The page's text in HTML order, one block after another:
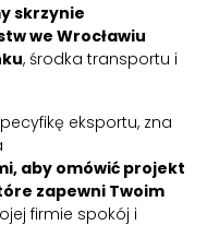
skrzynie
we Wrocławiu
, środka transportu i
eksportu, zna
aby omówić projekt
zapewni Twoim
firmie spokój i